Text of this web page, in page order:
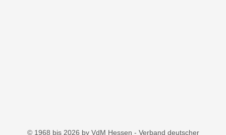
© 1968 bis 2026 by VdM Hessen - Verband deutscher